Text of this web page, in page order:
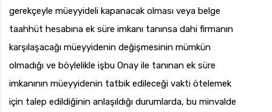
gerekçeyle müeyyideli kapanacak olması veya belge
taahhüt hesabına ek süre imkanı tanınsa dahi firmanın
karşılaşacağı müeyyidenin değişmesinin mümkün
olmadığı ve böylelikle işbu Onay ile tanınan ek süre
imkanının müeyyidenin tatbik edileceği vakti ötelemek
için talep edildiğinin anlaşıldığı durumlarda, bu minvalde